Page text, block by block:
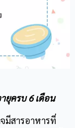
ยุครบ 6 เดือน
มีสารอาหารที่